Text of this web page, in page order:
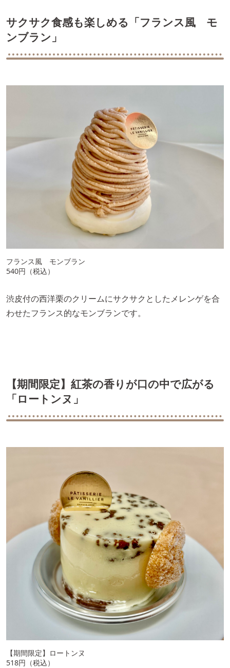
サクサク食感も楽しめる「フランス風 モ
ンブラン」
フランス風 モンブラン
540円（税込）
渋皮付の西洋栗のクリームにサクサクとしたメレンゲを合
わせたフランス的なモンブランです。
【期間限定】紅茶の香りが口の中で広がる
「ロートンヌ」
【期間限定】ロートンヌ
518円（税込）